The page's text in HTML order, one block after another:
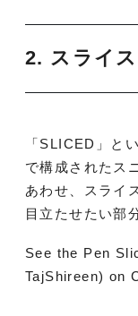
2. スライ
「SLICED」と
で構成されたス
あわせ、スライ
目立たせたい部
See the Pen
TajShireen) on